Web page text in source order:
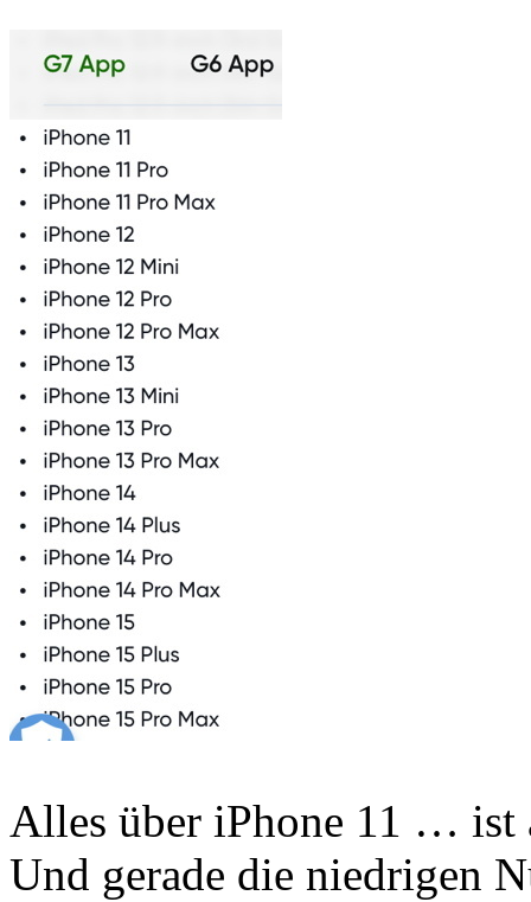
Alles über iPhone 11 … ist
Und gerade die niedrigen